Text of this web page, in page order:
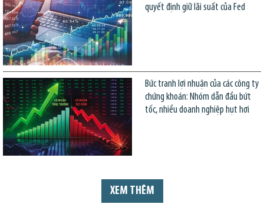
quyết định giữ lãi suất của Fed
Bức tranh lợi nhuận của các công ty
chứng khoán: Nhóm dẫn đầu bứt
tốc, nhiều doanh nghiệp hụt hơi
XEM THÊM